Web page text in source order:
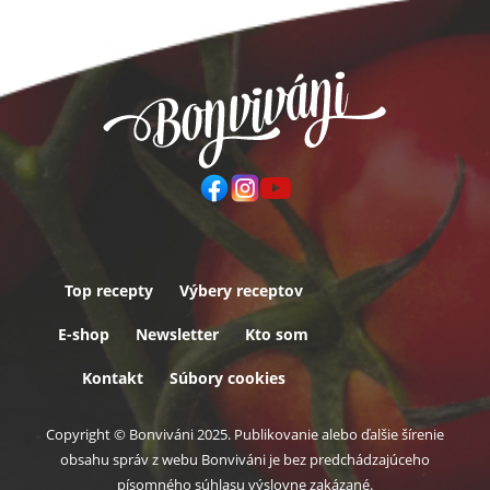
Päta
Top recepty Výbery receptov
E-shop Newsletter Kto som
Kontakt Súbory cookies
Copyright © Bonviváni 2025. Publikovanie alebo ďalšie šírenie
obsahu správ z webu Bonviváni je bez predchádzajúceho
písomného súhlasu výslovne zakázané.